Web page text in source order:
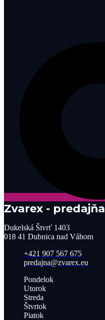
Zvarex - predajňa
Dukelská Štvrť 1403
018 41 Dubnica nad Váhom
+421 907 567 675
predajna@zvarex.eu
Pondelok
Utorok
Streda
Štvrtok
Piatok